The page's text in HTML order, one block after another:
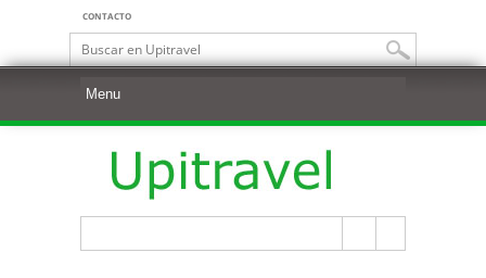
CONTACTO